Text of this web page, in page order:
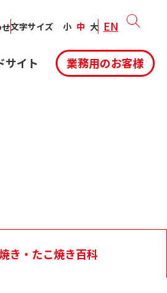
文字サイズ 小 中 大 EN
サイト 業務用のお客様
き・たこ焼き百科